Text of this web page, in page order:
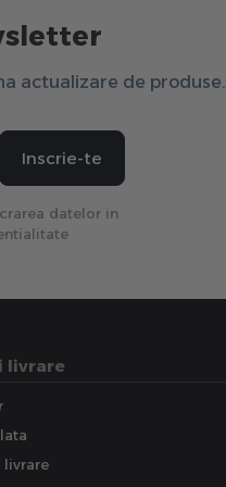
actualizare de produse.
Inscrie-te
datelor in
livrare
livrare